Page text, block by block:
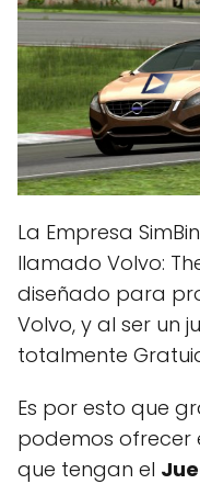
La Empresa
llamado Volvo:
diseñado para
Volvo, y al ser un
totalmente
Es por esto que
podemos ofrecer
que tengan el